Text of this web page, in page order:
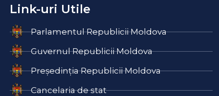
Link-uri Utile
Parlamentul Republicii Moldova
Guvernul Republicii Moldova
Președinția Republicii Moldova
Cancelaria de stat